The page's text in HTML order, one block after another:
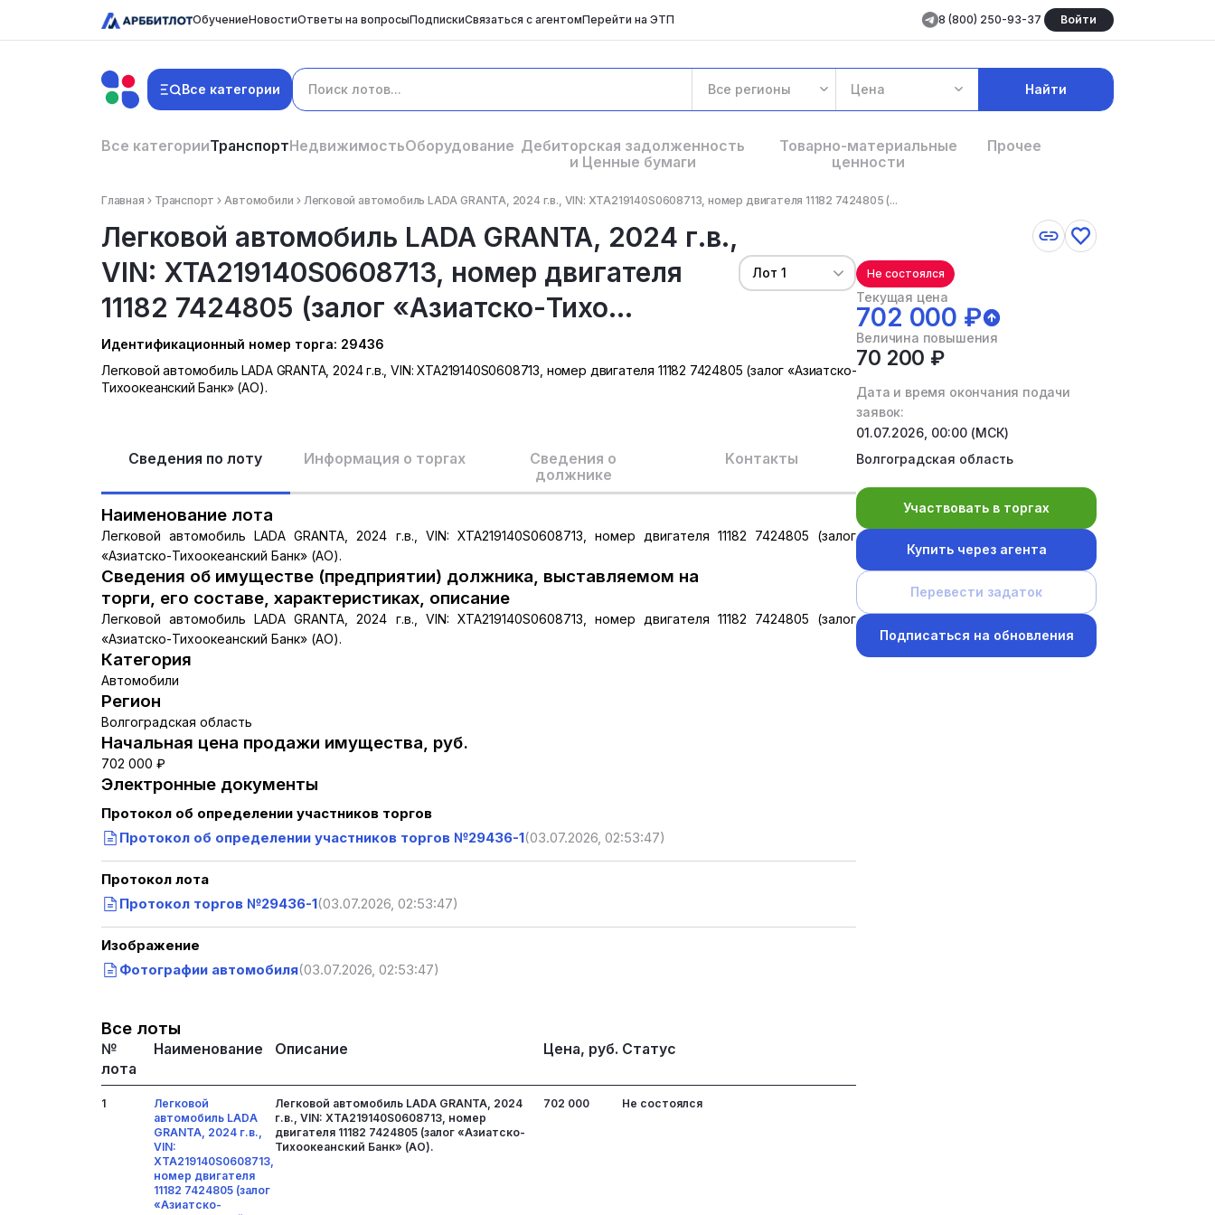
ОбучениеНовостиОтветы на вопросыПодпискиСвязаться с агентомПерейти на ЭТП 8 (800) 250-93-37 Войти
Все категории Все регионы Цена Найти
Все категорииТранспортНедвижимостьОборудование Дебиторская задолженность
и Ценные бумаги
Товарно-материальные
ценности
Прочее
Главная Транспорт Автомобили Легковой автомобиль LADA GRANTA, 2024 г.в., VIN: XTA219140S0608713, номер двигателя 11182 7424805 (...
Легковой автомобиль LADA GRANTA, 2024 г.в.,
VIN: XTA219140S0608713, номер двигателя
11182 7424805 (залог «Азиатско-Тихо...
Лот 1
Идентификационный номер торга: 29436
Легковой автомобиль LADA GRANTA, 2024 г.в., VIN: XTA219140S0608713, номер двигателя 11182 7424805 (залог «Азиатско-
Тихоокеанский Банк» (АО).
Сведения по лоту Информация о торгах
Сведения о
должнике
Kонтакты
Наименование лота
Легковой автомобиль LADA GRANTA, 2024 г.в., VIN: XTA219140S0608713, номер двигателя 11182 7424805 (залог
«Азиатско-Тихоокеанский Банк» (АО).
Сведения об имуществе (предприятии) должника, выставляемом на
торги, его составе, характеристиках, описание
Легковой автомобиль LADA GRANTA, 2024 г.в., VIN: XTA219140S0608713, номер двигателя 11182 7424805 (залог
«Азиатско-Тихоокеанский Банк» (АО).
Категория
Автомобили
Регион
Волгоградская область
Начальная цена продажи имущества, руб.
702 000 ₽
Электронные документы
Протокол об определении участников торгов
Протокол об определении участников торгов №29436-1(03.07.2026, 02:53:47)
Протокол лота
Протокол торгов №29436-1(03.07.2026, 02:53:47)
Изображение
Фотографии автомобиля(03.07.2026, 02:53:47)
Все лоты
№
лота
Наименование Описание Цена, руб. Статус
1
Легковой
автомобиль LADA
GRANTA, 2024 г.в.,
VIN:
XTA219140S0608713,
номер двигателя
11182 7424805 (залог
«Азиатско-
Легковой автомобиль LADA GRANTA, 2024
г.в., VIN: XTA219140S0608713, номер
двигателя 11182 7424805 (залог «Азиатско-
Тихоокеанский Банк» (АО).
702 000 Не состоялся
Не состоялся
Текущая цена
702 000 ₽
Величина повышения
70 200 ₽
Дата и время окончания подачи
заявок:
01.07.2026, 00:00 (МСК)
Волгоградская область
Участвовать в торгах
Купить через агента
Перевести задаток
Подписаться на обновления